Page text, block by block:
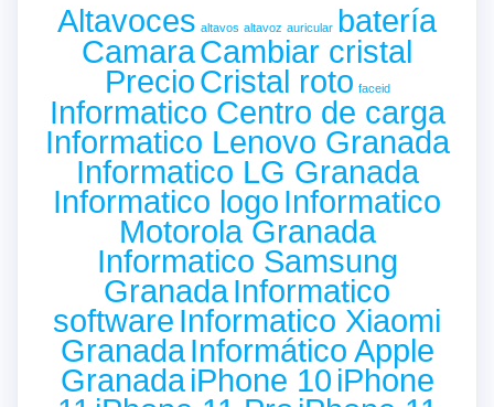
Altavoces altavos altavoz auricular batería
CamaraCambiar cristal
PrecioCristal roto faceid
Informatico Centro de carga
Informatico Lenovo Granada
Informatico LG Granada
Informatico logo Informatico
Motorola Granada
Informatico Samsung
GranadaInformatico
software Informatico Xiaomi
GranadaInformático Apple
GranadaiPhone 10 iPhone